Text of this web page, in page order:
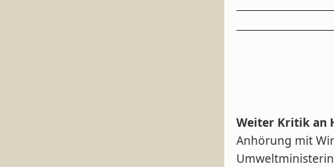
Weiter Kritik an
Anhörung mit